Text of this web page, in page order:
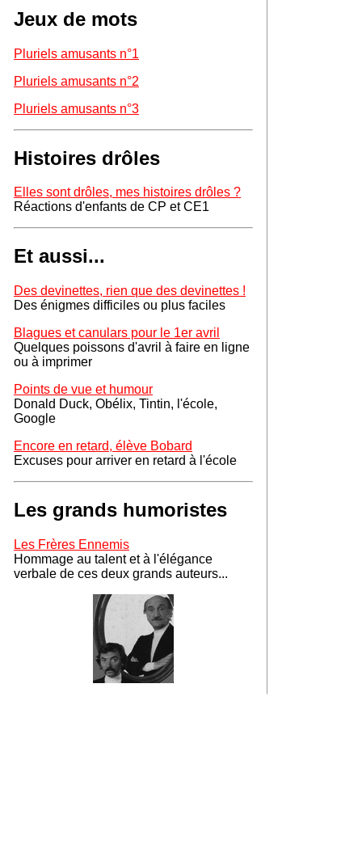
Jeux de mots
Pluriels amusants n°1
Pluriels amusants n°2
Pluriels amusants n°3
Histoires drôles
Elles sont drôles, mes histoires drôles ?
Réactions d'enfants de CP et CE1
Et aussi...
Des devinettes, rien que des devinettes !
Des énigmes difficiles ou plus faciles
Blagues et canulars pour le 1er avril
Quelques poissons d'avril à faire en ligne
ou à imprimer
Points de vue et humour
Donald Duck, Obélix, Tintin, l'école,
Google
Encore en retard, élève Bobard
Excuses pour arriver en retard à l'école
Les grands humoristes
Les Frères Ennemis
Hommage au talent et à l'élégance
verbale de ces deux grands auteurs...